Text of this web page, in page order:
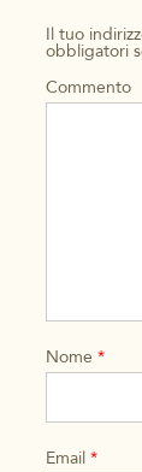
Il tuo
obbligatori
Commento
Nome *
Email *